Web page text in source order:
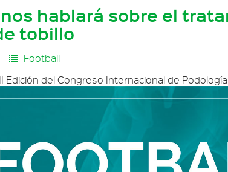
hablará sobre el
tobillo
Football
del Congreso Internacional de